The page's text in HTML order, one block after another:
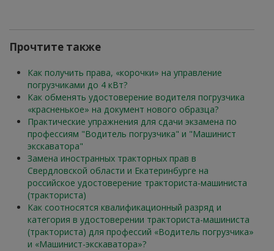
Прочтите также
Как получить права, «корочки» на управление
погрузчиками до 4 кВт?
Как обменять удостоверение водителя погрузчика
«красненькое» на документ нового образца?
Практические упражнения для сдачи экзамена по
профессиям "Водитель погрузчика" и "Машинист
экскаватора"
Замена иностранных тракторных прав в
Свердловской области и Екатеринбурге на
российское удостоверение тракториста-машиниста
(тракториста)
Как соотносятся квалификационный разряд и
категория в удостоверении тракториста-машиниста
(тракториста) для профессий «Водитель погрузчика»
и «Машинист-экскаватора»?